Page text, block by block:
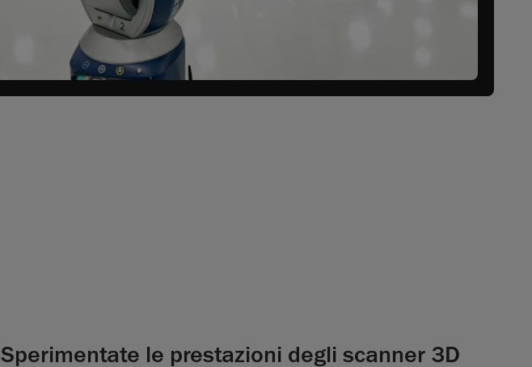
Sperimentate le prestazioni degli scanner 3D